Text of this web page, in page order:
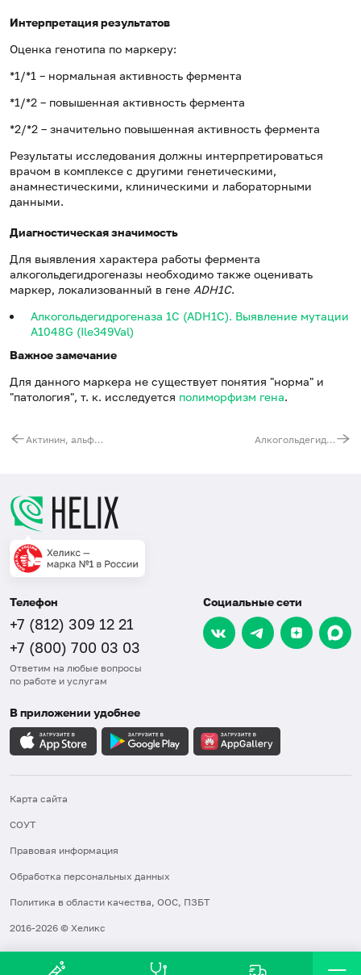
Интерпретация результатов
Оценка генотипа по маркеру:
*1/*1 – нормальная активность фермента
*1/*2 – повышенная активность фермента
*2/*2 – значительно повышенная активность фермента
Результаты исследования должны интерпретироваться
врачом в комплексе с другими генетическими,
анамнестическими, клиническими и лабораторными
данными.
Диагностическая значимость
Для выявления характера работы фермента
алкогольдегидрогеназы необходимо также оценивать
маркер, локализованный в гене ADH1C.
Алкогольдегидрогеназа 1C (ADH1C). Выявление мутации
A1048G (Ile349Val)
Важное замечание
Для данного маркера не существует понятия "норма" и
"патология", т. к. исследуется полиморфизм гена.
Актинин, альфа 3 (ACTN3). Выявление мутации C18705T (Arg577Ter) Алкогольдегидрогеназа 1C (ADH1C). Выявление мутации A1048G (Ile349Val)
Телефон
+7 (812) 309 12 21
+7 (800) 700 03 03
Ответим на любые вопросы
по работе и услугам
Социальные сети
В приложении удобнее
Карта сайта
СОУТ
Правовая информация
Обработка персональных данных
Политика в области качества, ООС, ПЗБТ
2016-2026 © Хеликс